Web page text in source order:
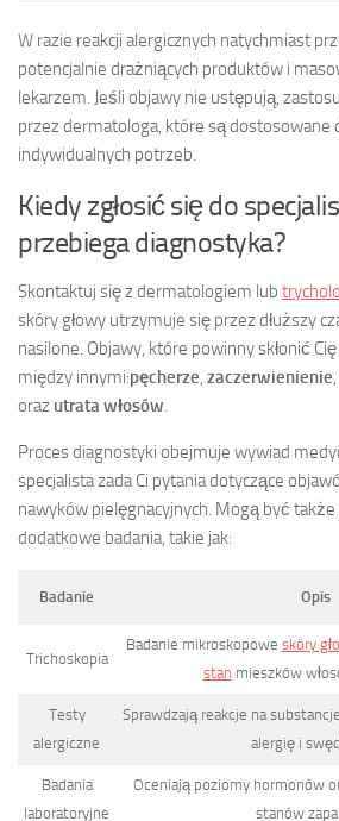
W razie reakcji alergicznych natychmiast
potencjalnie drażniących produktów i
lekarzem. Jeśli objawy nie ustępują,
przez dermatologa, które są dostosowane
indywidualnych potrzeb.
Kiedy zgłosić się do
przebiega diagnostyka?
Skontaktuj się z dermatologiem lub
skóry głowy utrzymuje się przez dłuższy
nasilone. Objawy, które powinny skłonić
między innymi:pęcherze zaczerwienienie
oraz utrata włosów
Proces diagnostyki obejmuje wywiad
specjalista zada Ci pytania dotyczące
nawyków pielęgnacyjnych. Mogą być
dodatkowe badania, takie jak:
Badanie Opis
Trichoskopia
Badanie mikroskopowe skóry
stan mieszków
Testy
alergiczne
Sprawdzają reakcje na
alergię i
Badania
laboratoryjne
Oceniają poziomy hormonów
stanów